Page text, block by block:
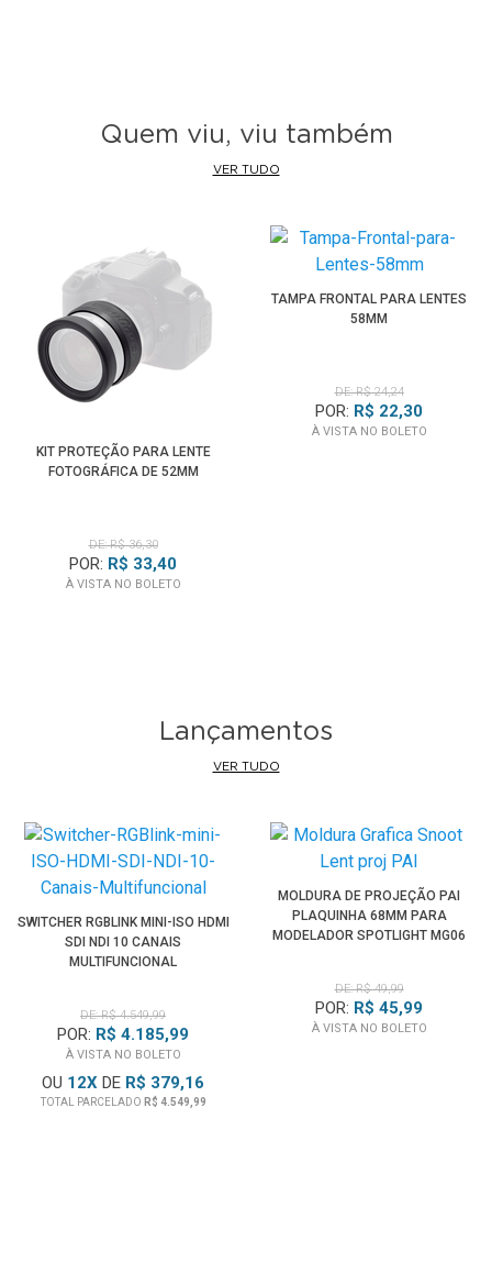
Quem viu, viu também
VER TUDO
KIT PROTEÇÃO PARA LENTE
FOTOGRÁFICA DE 52MM
DE: R$ 36,30
POR: R$ 33,40
À VISTA NO BOLETO
TAMPA FRONTAL PARA LENTES
58MM
DE: R$ 24,24
POR: R$ 22,30
À VISTA NO BOLETO
Lançamentos
VER TUDO
SWITCHER RGBLINK MINI-ISO HDMI
SDI NDI 10 CANAIS
MULTIFUNCIONAL
DE: R$ 4.549,99
POR: R$ 4.185,99
À VISTA NO BOLETO
OU 12X DE R$ 379,16
TOTAL PARCELADO R$ 4.549,99
MOLDURA DE PROJEÇÃO PAI
PLAQUINHA 68MM PARA
MODELADOR SPOTLIGHT MG06
DE: R$ 49,99
POR: R$ 45,99
À VISTA NO BOLETO